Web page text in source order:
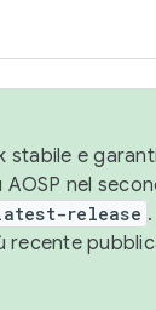
stabile e
nel
release